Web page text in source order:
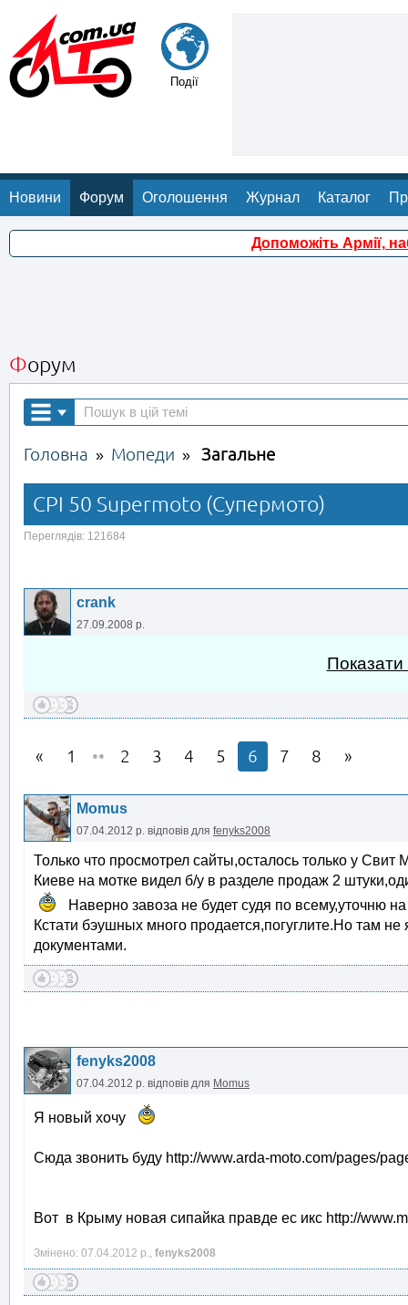
Події
Новини Форум Оголошення Журнал Каталог
Допоможіть Армії,
Форум
Головна » Мопеди » Загальне
CPI 50 Supermoto (Супермото)
Переглядів: 121684
crank
27.09.2008 р.
Показати
1 •• 2 3 4 5 6 7 8
Momus
07.04.2012 р. відповів для fenyks2008
Только что просмотрел сайты,осталось только у
Киеве на мотке видел б/у в разделе продаж 2
Наверно завоза не будет судя по всему,уточню
Кстати бэушных много продается,погуглите.Но там
документами.
fenyks2008
07.04.2012 р. відповів для Momus
Я новый хочу
Сюда звонить буду http://www.arda-moto.com/pages/
Вот в Крыму новая сипайка правде ес икс http://
Змінено: 07.04.2012 р., fenyks2008